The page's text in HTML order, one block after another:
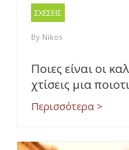
ΣΧΕΣΕΙΣ
By Nikos
Ποιες είναι οι
χτίσεις μια
Περισσότερα >